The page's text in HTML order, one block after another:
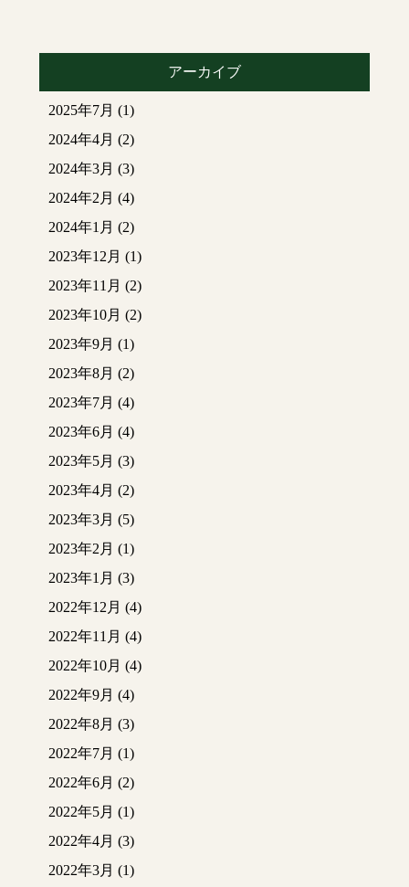
アーカイブ
2025年7月 (1)
2024年4月 (2)
2024年3月 (3)
2024年2月 (4)
2024年1月 (2)
2023年12月 (1)
2023年11月 (2)
2023年10月 (2)
2023年9月 (1)
2023年8月 (2)
2023年7月 (4)
2023年6月 (4)
2023年5月 (3)
2023年4月 (2)
2023年3月 (5)
2023年2月 (1)
2023年1月 (3)
2022年12月 (4)
2022年11月 (4)
2022年10月 (4)
2022年9月 (4)
2022年8月 (3)
2022年7月 (1)
2022年6月 (2)
2022年5月 (1)
2022年4月 (3)
2022年3月 (1)